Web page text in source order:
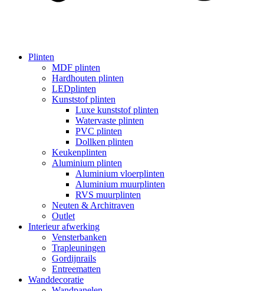
Plinten
MDF plinten
Hardhouten plinten
LEDplinten
Kunststof plinten
Luxe kunststof plinten
Watervaste plinten
PVC plinten
Dollken plinten
Keukenplinten
Aluminium plinten
Aluminium vloerplinten
Aluminium muurplinten
RVS muurplinten
Neuten & Architraven
Outlet
Interieur afwerking
Vensterbanken
Trapleuningen
Gordijnrails
Entreematten
Wanddecoratie